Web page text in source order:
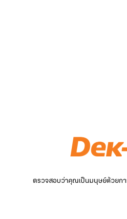
ตรวจสอบว่าคุณเป็นมนุษย์ด้วยกา